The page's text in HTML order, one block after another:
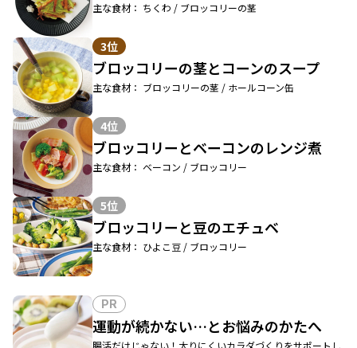
主な食材： ちくわ / ブロッコリーの茎
3位
ブロッコリーの茎とコーンのスープ
主な食材： ブロッコリーの茎 / ホールコーン缶
4位
ブロッコリーとベーコンのレンジ煮
主な食材： ベーコン / ブロッコリー
5位
ブロッコリーと豆のエチュベ
主な食材： ひよこ豆 / ブロッコリー
PR
運動が続かない…とお悩みのかたへ